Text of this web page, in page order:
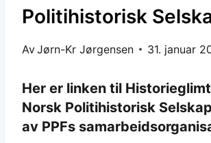
Politihistorisk
AvJørn-Kr Jørgensen 31. januar
Her er linken til
Norsk Politihistorisk
av PPFs